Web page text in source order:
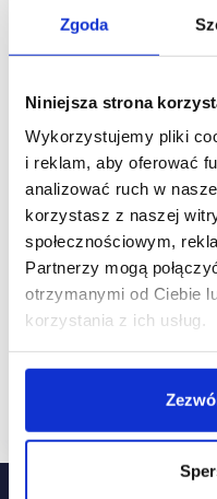
Zgoda
Niniejsza strona
Wykorzystujemy pliki
i reklam, aby oferować
analizować ruch w
korzystasz z naszej
społecznościowym,
Partnerzy mogą
otrzymanymi od Ciebie
korzystania z ich usług.
04/03/2022
W południowej części
handlowy
W Wodzisławie Śląskim
termin otwarcia to IIIQ